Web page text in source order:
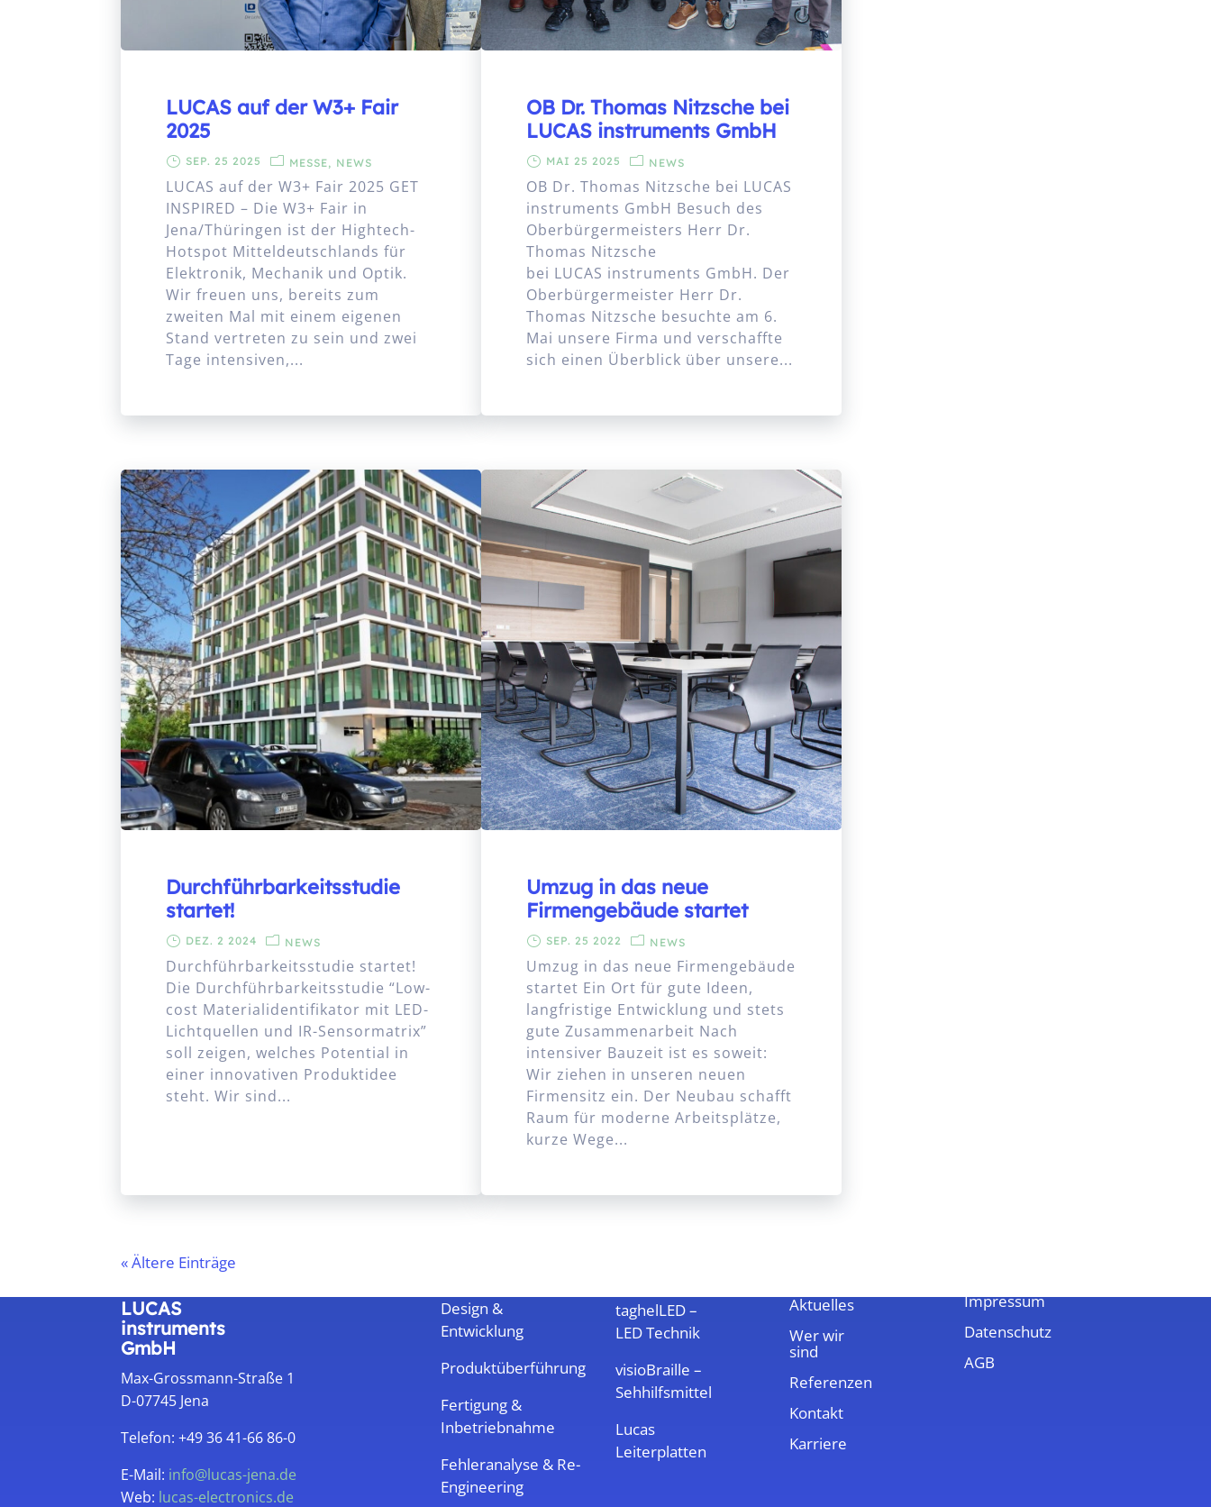
LUCAS auf der W3+ Fair
2025
SEP. 25 2025 MESSE NEWS
LUCAS auf der W3+ Fair 2025 GET
INSPIRED – Die W3+ Fair in
Jena/Thüringen ist der Hightech-
Hotspot Mitteldeutschlands für
Elektronik, Mechanik und Optik.
Wir freuen uns, bereits zum
zweiten Mal mit einem eigenen
Stand vertreten zu sein und zwei
Tage intensiven,...
OB Dr. Thomas Nitzsche bei
LUCAS instruments GmbH
MAI 25 2025 NEWS
OB Dr. Thomas Nitzsche bei LUCAS
instruments GmbH Besuch des
Oberbürgermeisters Herr Dr.
Thomas Nitzsche
bei LUCAS instruments GmbH. Der
Oberbürgermeister Herr Dr.
Thomas Nitzsche besuchte am 6.
Mai unsere Firma und verschaffte
sich einen Überblick über unsere...
Durchführbarkeitsstudie
startet!
DEZ. 2 2024 NEWS
Durchführbarkeitsstudie startet!
Die Durchführbarkeitsstudie “Low-
cost Materialidentifikator mit LED-
Lichtquellen und IR-Sensormatrix”
soll zeigen, welches Potential in
einer innovativen Produktidee
steht. Wir sind...
Umzug in das neue
Firmengebäude startet
SEP. 25 2022 NEWS
Umzug in das neue Firmengebäude
startet Ein Ort für gute Ideen,
langfristige Entwicklung und stets
gute Zusammenarbeit Nach
intensiver Bauzeit ist es soweit:
Wir ziehen in unseren neuen
Firmensitz ein. Der Neubau schafft
Raum für moderne Arbeitsplätze,
kurze Wege...
« Ältere Einträge
LUCAS
instruments
GmbH
Max-Grossmann-Straße 1
D-07745 Jena
Telefon: +49 36 41-66 86-0
E-Mail: info@lucas-jena.de
Web: lucas-electronics.de
Design &
Entwicklung
Produktüberführung
Fertigung &
Inbetriebnahme
Fehleranalyse & Re-
Engineering
taghelLED –
LED Technik
visioBraille –
Sehhilfsmittel
Lucas
Leiterplatten
Aktuelles
Wer wir
sind
Referenzen
Kontakt
Karriere
Impressum
Datenschutz
AGB